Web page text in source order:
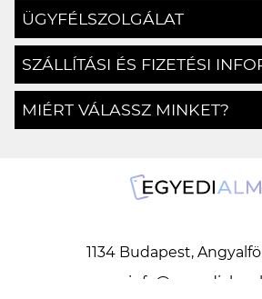
ÜGYFÉLSZOLGÁLAT
SZÁLLÍTÁSI ÉS FIZETÉSI
MIÉRT VÁLASSZ MINKET?
1134 Budapest,